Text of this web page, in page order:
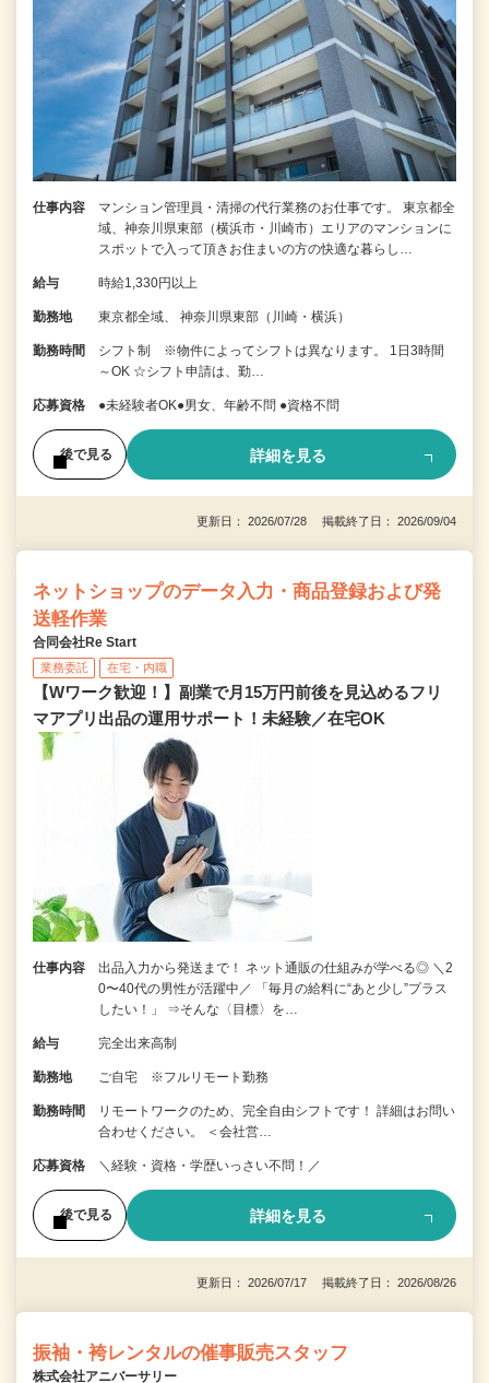
仕事内容
マンション管理員・清掃の代行業務のお仕事です。 東京都全
域、神奈川県東部（横浜市・川崎市）エリアのマンションに
スポットで入って頂きお住まいの方の快適な暮らし…
給与 時給1,330円以上
勤務地 東京都全域、 神奈川県東部（川崎・横浜）
勤務時間
シフト制 ※物件によってシフトは異なります。 1日3時間
～OK ☆シフト申請は、勤…
応募資格 ●未経験者OK●男女、年齢不問 ●資格不問
後で見る 詳細を見る
更新日： 2026/07/28 掲載終了日： 2026/09/04
ネットショップのデータ入力・商品登録および発
送軽作業
合同会社Re Start
業務委託 在宅・内職
【Wワーク歓迎！】副業で月15万円前後を見込めるフリ
マアプリ出品の運用サポート！未経験／在宅OK
仕事内容
出品入力から発送まで！ ネット通販の仕組みが学べる◎ ＼2
0〜40代の男性が活躍中／ 「毎月の給料に“あと少し”プラス
したい！」 ⇒そんな〈目標〉を…
給与 完全出来高制
勤務地 ご自宅 ※フルリモート勤務
勤務時間
リモートワークのため、完全自由シフトです！ 詳細はお問い
合わせください。 ＜会社営…
応募資格 ＼経験・資格・学歴いっさい不問！／
後で見る 詳細を見る
更新日： 2026/07/17 掲載終了日： 2026/08/26
振袖・袴レンタルの催事販売スタッフ
株式会社アニバーサリー